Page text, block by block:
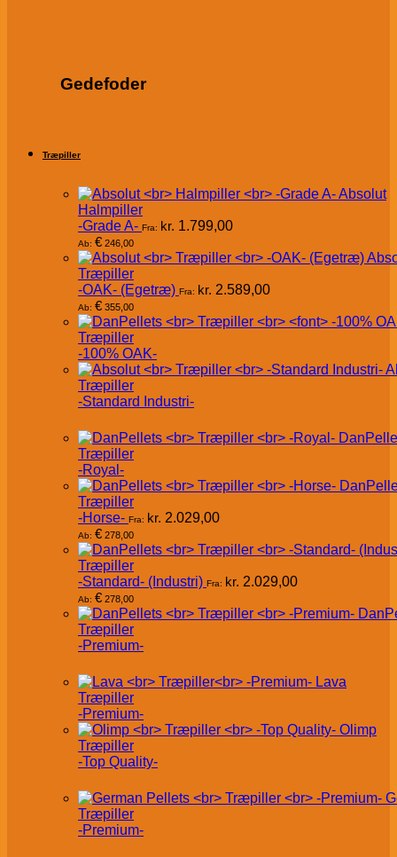
Gedefoder
Træpiller
Absolut
Halmpiller
-Grade A- Fra: kr. 1.799,00
Ab: € 246,00
Træpiller
-OAK- (Egetræ) Fra: kr. 2.589,00
Ab: € 355,00
Træpiller
-100% OAK-
Træpiller
-Standard Industri-
Træpiller
-Royal-
Træpiller
-Horse- Fra: kr. 2.029,00
Ab: € 278,00
Træpiller
-Standard- (Industri) Fra: kr. 2.029,00
Ab: € 278,00
Træpiller
-Premium-
Lava
Træpiller
-Premium-
Olimp
Træpiller
-Top Quality-
Træpiller
-Premium-